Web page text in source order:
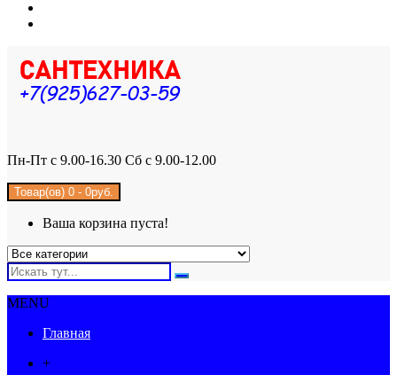
Пн-Пт с 9.00-16.30 Сб с 9.00-12.00
Товар(ов) 0 - 0руб.
Ваша корзина пуста!
MENU
Главная
+